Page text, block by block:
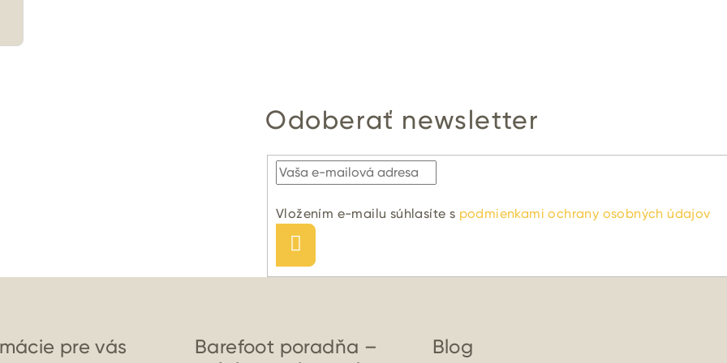
Odoberať newsletter
Vložením e-mailu súhlasíte s podmienkami ochrany osobných údajov
pre vás
Barefoot poradňa –
Blog